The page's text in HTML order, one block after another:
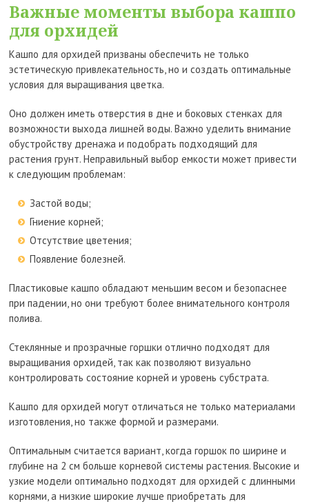
Важные моменты выбора кашпо
для орхидей
Кашпо для орхидей призваны обеспечить не только
эстетическую привлекательность, но и создать оптимальные
условия для выращивания цветка.
Оно должен иметь отверстия в дне и боковых стенках для
возможности выхода лишней воды. Важно уделить внимание
обустройству дренажа и подобрать подходящий для
растения грунт. Неправильный выбор емкости может привести
к следующим проблемам:
Застой воды;
Гниение корней;
Отсутствие цветения;
Появление болезней.
Пластиковые кашпо обладают меньшим весом и безопаснее
при падении, но они требуют более внимательного контроля
полива.
Стеклянные и прозрачные горшки отлично подходят для
выращивания орхидей, так как позволяют визуально
контролировать состояние корней и уровень субстрата.
Кашпо для орхидей могут отличаться не только материалами
изготовления, но также формой и размерами.
Оптимальным считается вариант, когда горшок по ширине и
глубине на 2 см больше корневой системы растения. Высокие и
узкие модели оптимально подходят для орхидей с длинными
корнями, а низкие широкие лучше приобретать для